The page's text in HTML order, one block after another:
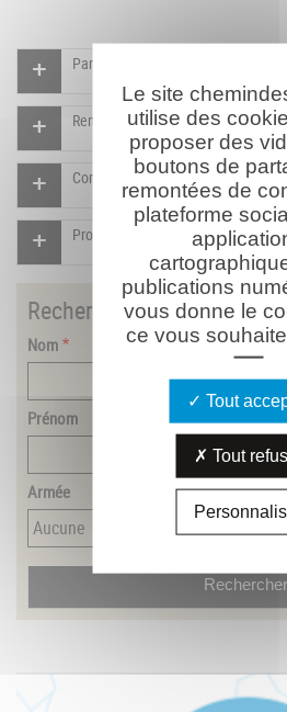
Participer à l'indexation du
Rendre un hommage pour ce
Compléter la fiche pour ce
Proposer un document pour ce
Rechercherun combattant
Nom
Prénom
Armée
Le site
utilise des
proposer des
boutons de
remontées de
plateforme
publications
vous donne le
ce vous
Tout
Tout